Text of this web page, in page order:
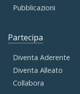
Pubblicazioni
Partecipa
Diventa Aderente
Diventa Alleato
Collabora